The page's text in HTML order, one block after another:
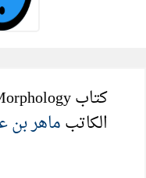
كتاب Intro to Linguistics Morphology
الكاتبماهر بن